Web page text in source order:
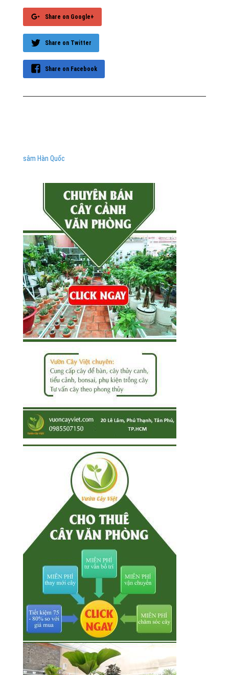
Share on Google+
Share on Twitter
Share on Facebook
sâm Hàn Quốc